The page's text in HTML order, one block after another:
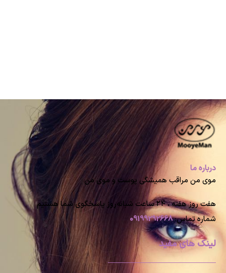
درباره ما
موی من مراقب همیشگی پوست و موی من
هفت روز هفته ، ۲۴ ساعت شبانه‌روز پاسخگوی شما هستیم
شماره تماس:09199292668
لینک های مفید